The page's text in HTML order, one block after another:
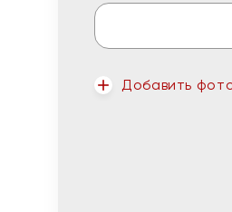
Добавить